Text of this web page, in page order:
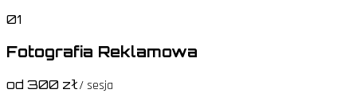
01
Fotografia Reklamowa
od 300 zł/ sesja